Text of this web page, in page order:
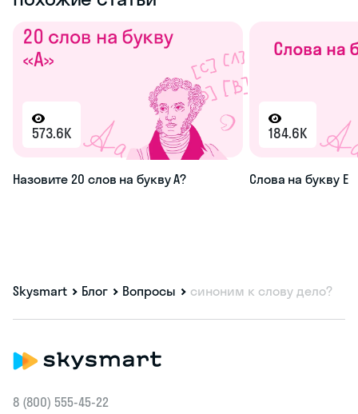
573.6K
Назовите 20 слов на букву А?
184.6K
Слова на букву Е
Skysmart Блог Вопросы синоним к слову дело?
8 (800) 555‑45-22